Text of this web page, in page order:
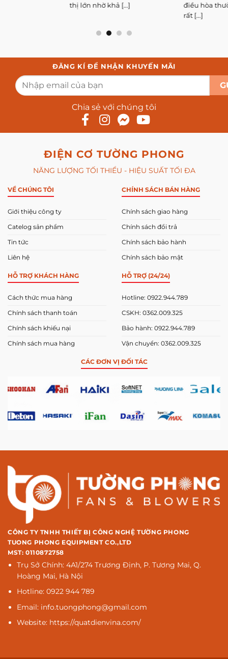
thị lớn nhờ khả [...]
điều hòa thường xuyên
ĐĂNG KÍ ĐỂ NHẬN KHUYẾN MÃI
Chia sẻ với chúng tôi
ĐIỆN CƠ TƯỜNG PHONG
NĂNG LƯỢNG TỐI THIỂU - HIỆU SUẤT TỐI ĐA
VỀ CHÚNG TÔI
Giới thiệu công ty
Catelog sản phẩm
Tin tức
Liên hệ
CHÍNH SÁCH BÁN HÀNG
Chính sách giao hàng
Chính sách đổi trả
Chính sách bảo hành
Chính sách bảo mật
HỖ TRỢ KHÁCH HÀNG
Cách thức mua hàng
Chính sách thanh toán
Chính sách khiếu nại
Chính sách mua hàng
HỖ TRỢ (24/24)
Hotline: 0922.944.789
CSKH: 0362.009.325
Bảo hành: 0922.944.789
Vận chuyển: 0362.009.325
CÁC ĐƠN VỊ ĐỐI TÁC
CÔNG TY TNHH THIẾT BỊ CÔNG NGHỆ TƯỜNG PHONG
TUONG PHONG EQUIPMENT CO.,LTD
MST: 0110872758
Trụ Sở Chính: 4A1/274 Trương Định, P. Tương Mai, Q.
Hoàng Mai, Hà Nội
Hotline: 0922 944 789
Email: info.tuongphong@gmail.com
Website: https://quatdienvina.com/